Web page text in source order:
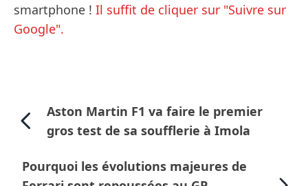
smartphone ! Il suffit de cliquer sur "Suivre sur
Google".
Aston Martin F1 va faire le premier
gros test de sa soufflerie à Imola
Pourquoi les évolutions majeures de